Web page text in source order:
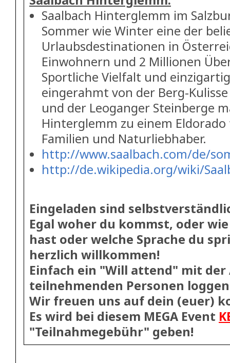
Saalbach Hinterglemm im
Sommer wie Winter eine der
Urlaubsdestinationen in
Einwohnern und 2 Millionen
Sportliche Vielfalt und
eingerahmt von der Berg-
und der Leoganger Steinberge
Hinterglemm zu einem
Familien und Naturliebhaber.
http://www.saalbach.com/de/
http://de.wikipedia.org/wiki/
Eingeladen sind
Egal woher du kommst, oder
hast oder welche Sprache du
herzlich willkommen!
Einfach ein "Will attend" mit der
teilnehmenden Personen
Wir freuen uns auf dein (euer)
Es wird bei diesem MEGA Event
"Teilnahmegebühr" geben!